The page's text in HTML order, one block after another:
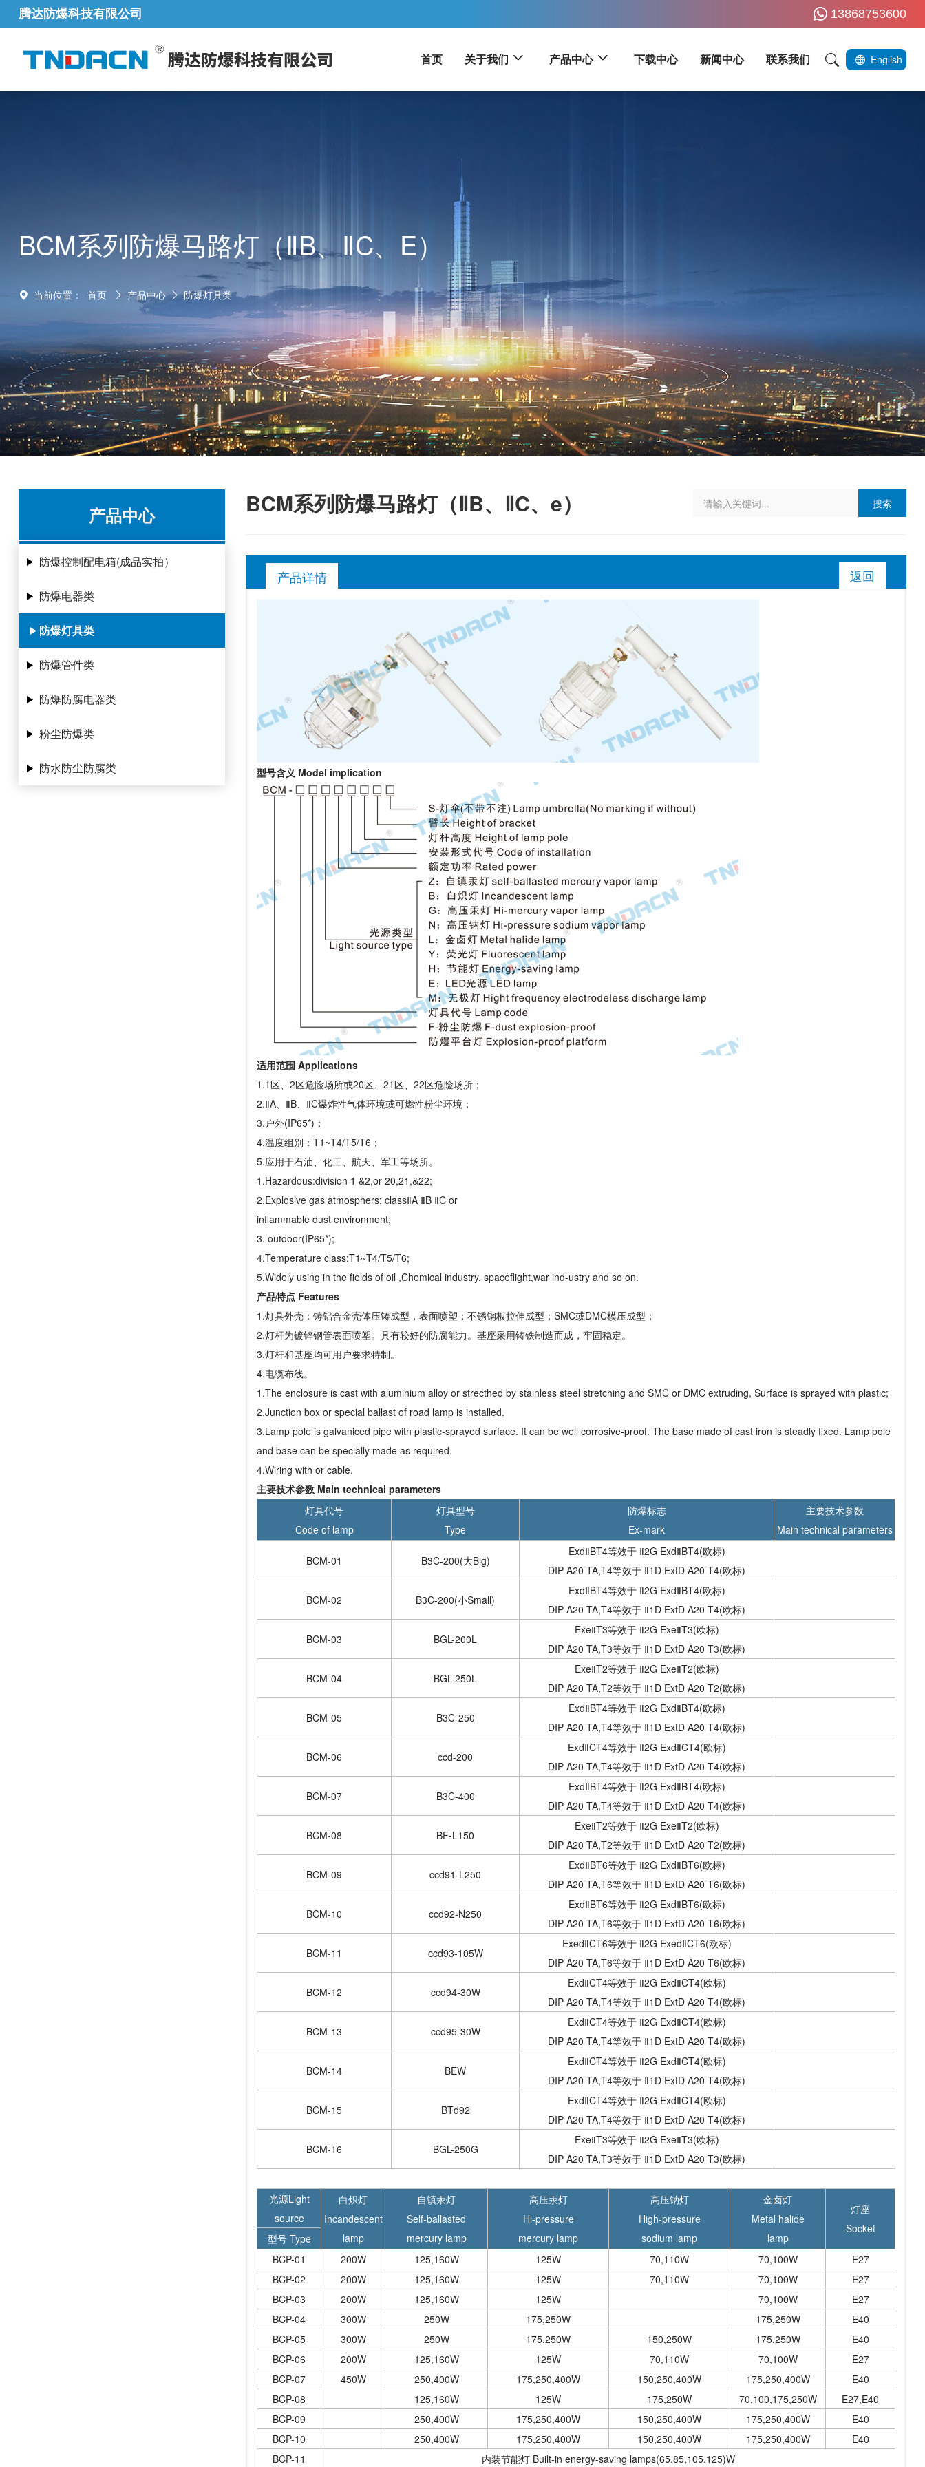
腾达防爆科技有限公司 13868753600
首页 关于我们 产品中心 下载中心 新闻中心 联系我们 English
BCM系列防爆马路灯（ⅡB、ⅡC、E）
当前位置： 首页 产品中心 防爆灯具类
产品中心
防爆控制配电箱(成品实拍）
防爆电器类
防爆灯具类
防爆管件类
防爆防腐电器类
粉尘防爆类
防水防尘防腐类
BCM系列防爆马路灯（ⅡB、ⅡC、e） 搜索
产品详情 返回
型号含义 Model implication
适用范围 Applications
1.1区、2区危险场所或20区、21区、22区危险场所；
2.ⅡA、ⅡB、ⅡC爆炸性气体环境或可燃性粉尘环境；
3.户外(IP65*)；
4.温度组别：T1~T4/T5/T6；
5.应用于石油、化工、航天、军工等场所。
1.Hazardous:division 1 &2,or 20,21,&22;
2.Explosive gas atmosphers: classⅡA ⅡB ⅡC or
inflammable dust environment;
3. outdoor(IP65*);
4.Temperature class:T1~T4/T5/T6;
5.Widely using in the fields of oil ,Chemical industry, spaceflight,war ind-ustry and so on.
产品特点 Features
1.灯具外壳：铸铝合金壳体压铸成型，表面喷塑；不锈钢板拉伸成型；SMC或DMC模压成型；
2.灯杆为镀锌钢管表面喷塑。具有较好的防腐能力。基座采用铸铁制造而成，牢固稳定。
3.灯杆和基座均可用户要求特制。
4.电缆布线。
1.The enclosure is cast with aluminium alloy or strecthed by stainless steel stretching and SMC or DMC extruding, Surface is sprayed with plastic;
2.Junction box or special ballast of road lamp is installed.
3.Lamp pole is galvaniced pipe with plastic-sprayed surface. It can be well corrosive-proof. The base made of cast iron is steadly fixed. Lamp pole
and base can be specially made as required.
4.Wiring with or cable.
主要技术参数 Main technical parameters
灯具代号
Code of lamp
灯具型号
Type
防爆标志
Ex-mark
主要技术参数
Main technical parameters
BCM-01 B3C-200(大Big)
ExdⅡBT4等效于 Ⅱ2G ExdⅡBT4(欧标)
DIP A20 TA,T4等效于 Ⅱ1D ExtD A20 T4(欧标)
BCM-02 B3C-200(小Small)
ExdⅡBT4等效于 Ⅱ2G ExdⅡBT4(欧标)
DIP A20 TA,T4等效于 Ⅱ1D ExtD A20 T4(欧标)
BCM-03 BGL-200L
ExeⅡT3等效于 Ⅱ2G ExeⅡT3(欧标)
DIP A20 TA,T3等效于 Ⅱ1D ExtD A20 T3(欧标)
BCM-04 BGL-250L
ExeⅡT2等效于 Ⅱ2G ExeⅡT2(欧标)
DIP A20 TA,T2等效于 Ⅱ1D ExtD A20 T2(欧标)
BCM-05 B3C-250
ExdⅡBT4等效于 Ⅱ2G ExdⅡBT4(欧标)
DIP A20 TA,T4等效于 Ⅱ1D ExtD A20 T4(欧标)
BCM-06 ccd-200
ExdⅡCT4等效于 Ⅱ2G ExdⅡCT4(欧标)
DIP A20 TA,T4等效于 Ⅱ1D ExtD A20 T4(欧标)
BCM-07 B3C-400
ExdⅡBT4等效于 Ⅱ2G ExdⅡBT4(欧标)
DIP A20 TA,T4等效于 Ⅱ1D ExtD A20 T4(欧标)
BCM-08 BF-L150
ExeⅡT2等效于 Ⅱ2G ExeⅡT2(欧标)
DIP A20 TA,T2等效于 Ⅱ1D ExtD A20 T2(欧标)
BCM-09 ccd91-L250
ExdⅡBT6等效于 Ⅱ2G ExdⅡBT6(欧标)
DIP A20 TA,T6等效于 Ⅱ1D ExtD A20 T6(欧标)
BCM-10 ccd92-N250
ExdⅡBT6等效于 Ⅱ2G ExdⅡBT6(欧标)
DIP A20 TA,T6等效于 Ⅱ1D ExtD A20 T6(欧标)
BCM-11 ccd93-105W
ExedⅡCT6等效于 Ⅱ2G ExedⅡCT6(欧标)
DIP A20 TA,T6等效于 Ⅱ1D ExtD A20 T6(欧标)
BCM-12 ccd94-30W
ExdⅡCT4等效于 Ⅱ2G ExdⅡCT4(欧标)
DIP A20 TA,T4等效于 Ⅱ1D ExtD A20 T4(欧标)
BCM-13 ccd95-30W
ExdⅡCT4等效于 Ⅱ2G ExdⅡCT4(欧标)
DIP A20 TA,T4等效于 Ⅱ1D ExtD A20 T4(欧标)
BCM-14 BEW
ExdⅡCT4等效于 Ⅱ2G ExdⅡCT4(欧标)
DIP A20 TA,T4等效于 Ⅱ1D ExtD A20 T4(欧标)
BCM-15 BTd92
ExdⅡCT4等效于 Ⅱ2G ExdⅡCT4(欧标)
DIP A20 TA,T4等效于 Ⅱ1D ExtD A20 T4(欧标)
BCM-16 BGL-250G
ExeⅡT3等效于 Ⅱ2G ExeⅡT3(欧标)
DIP A20 TA,T3等效于 Ⅱ1D ExtD A20 T3(欧标)
光源Light
source
白炽灯
Incandescent
lamp
自镇汞灯
Self-ballasted
mercury lamp
高压汞灯
Hi-pressure
mercury lamp
高压钠灯
High-pressure
sodium lamp
金卤灯
Metal halide
lamp
灯座
Socket
型号 Type
BCP-01
200W 125,160W 125W 70,110W 70,100W
E27
BCP-02
200W 125,160W 125W 70,110W 70,100W
E27
BCP-03
200W 125,160W 125W 70,100W
E27
BCP-04
300W 250W 175,250W 175,250W
E40
BCP-05
300W 250W 175,250W 150,250W 175,250W
E40
BCP-06
200W 125,160W 125W 70,110W 70,100W
E27
BCP-07
450W 250,400W 175,250,400W 150,250,400W 175,250,400W
E40
BCP-08
125,160W 125W 175,250W 70,100,175,250W
E27,E40
BCP-09
250,400W 175,250,400W 150,250,400W 175,250,400W
E40
BCP-10
250,400W 175,250,400W 150,250,400W 175,250,400W
E40
BCP-11
内装节能灯 Built-in energy-saving lamps(65,85,105,125)W